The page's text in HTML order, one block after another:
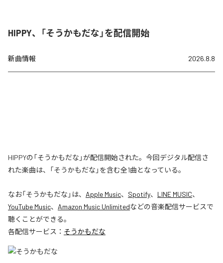
HIPPY、「そうかもだな」を配信開始
新曲情報 2026.8.8
HIPPYの「そうかもだな」が配信開始された。今回デジタル配信さ
れた楽曲は、「そうかもだな」を含む全1曲となっている。
なお「そうかもだな 」は、 Apple Music、 Spotify、 LINE MUSIC、
YouTube Music、 Amazon Music Unlimitedなどの音楽配信サービスで
聴くことができる。
各配信サービス： そうかもだな